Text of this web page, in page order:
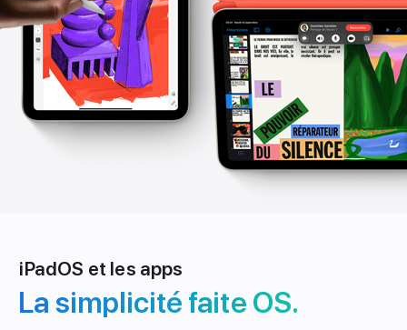
iPadOS et les apps
La simplicité faite OS.